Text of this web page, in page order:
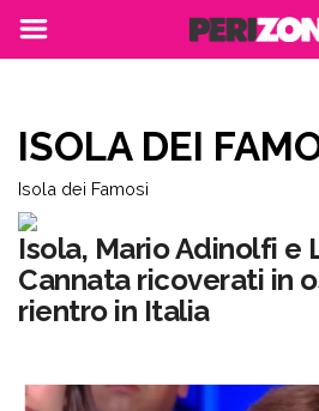
ISOLA DEI
Isola dei Famosi
Isola, Mario Adinolfi e
Cannata ricoverati in
rientro in Italia